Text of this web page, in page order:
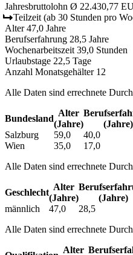
Jahresbruttolohn Ø 22.430,77
Teilzeit (ab 30 Stunden pro
Alter 47,0 Jahre
Berufserfahrung 28,5 Jahre
Wochenarbeitszeit 39,0 Stunden
Urlaubstage 22,5 Tage
Anzahl Monatsgehälter 12
Alle Daten sind errechnete
Bundesland
Alter
(Jahre)
(Jahre)
Salzburg
59,0 40,0
Wien
35,0 17,0
Alle Daten sind errechnete
Geschlecht
Alter
(Jahre)
(Jahre)
männlich
47,0 28,5
Alle Daten sind errechnete
Alter